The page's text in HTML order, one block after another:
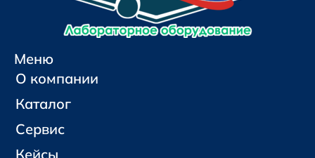
Меню
О компании
Каталог
Сервис
Кейсы